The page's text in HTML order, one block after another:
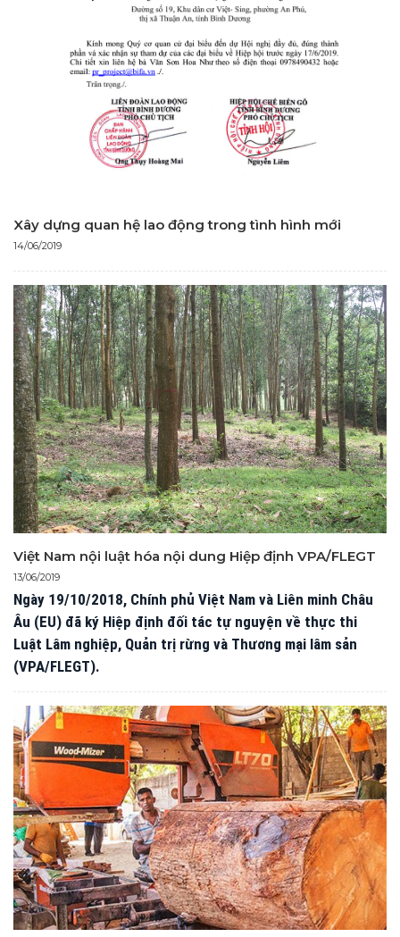
Xây dựng quan hệ lao động trong tình hình mới
14/06/2019
Việt Nam nội luật hóa nội dung Hiệp định VPA/FLEGT
13/06/2019
Ngày 19/10/2018, Chính phủ Việt Nam và Liên minh Châu
Âu (EU) đã ký Hiệp định đối tác tự nguyện về thực thi
Luật Lâm nghiệp, Quản trị rừng và Thương mại lâm sản
(VPA/FLEGT).